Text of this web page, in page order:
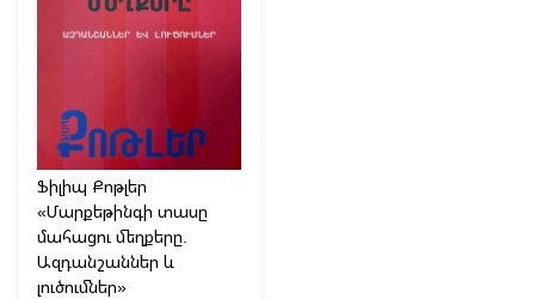
Ֆիլիպ Քոթլեր
«Մարքեթինգի տասը
մահացու մեղքերը.
Ազդանշաններ և
լուծումներ»